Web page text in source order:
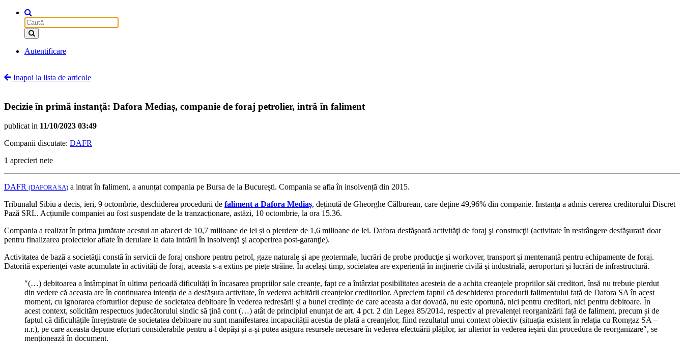
Autentificare
Inapoi la lista de articole
Decizie în primă instanță: Dafora Mediaș, companie de foraj petrolier, intră în faliment
publicat in 11/10/2023 03:49
Companii discutate: DAFR
1 aprecieri nete
DAFR (DAFORA SA) a intrat în faliment, a anunțat compania pe Bursa de la București. Compania se afla în insolvență din 2015.
Tribunalul Sibiu a decis, ieri, 9 octombrie, deschiderea procedurii de faliment a Dafora Mediaș, deținută de Gheorghe Călburean, care deține 49,96% din companie. Instanța a admis cererea creditorului Discret
Pază SRL. Acțiunile companiei au fost suspendate de la tranzacționare, astăzi, 10 octombrie, la ora 15.36.
Compania a realizat în prima jumătate acestui an afaceri de 10,7 milioane de lei și o pierdere de 1,6 milioane de lei. Dafora desfăşoară activităţi de foraj şi construcţii (activitate în restrângere desfăşurată doar
pentru finalizarea proiectelor aflate în derulare la data intrării în insolvenţă şi acoperirea post-garanţie).
Activitatea de bază a societăţii constă în servicii de foraj onshore pentru petrol, gaze naturale şi ape geotermale, lucrări de probe producţie şi workover, transport şi mentenanţă pentru echipamente de foraj.
Datorită experienţei vaste acumulate în activităţi de foraj, aceasta s-a extins pe pieţe străine. În acelaşi timp, societatea are experienţă în inginerie civilă şi industrială, aeroporturi şi lucrări de infrastructură.
″(…) debitoarea a întâmpinat în ultima perioadă dificultăți în încasarea propriilor sale creanțe, fapt ce a întârziat posibilitatea acesteia de a achita creanțele propriilor săi creditori, însă nu trebuie pierdut
din vedere că aceasta are în continuarea intenția de a desfășura activitate, în vederea achitării creanțelor creditorilor. Apreciem faptul că deschiderea procedurii falimentului față de Dafora SA în acest
moment, cu ignorarea eforturilor depuse de societatea debitoare în vederea redresării și a bunei credințe de care aceasta a dat dovadă, nu este oportună, nici pentru creditori, nici pentru debitoare. În
acest context, solicităm respectuos judecătorului sindic să țină cont (…) atât de principiul enunțat de art. 4 pct. 2 din Legea 85/2014, respectiv al prevalenței reorganizării față de faliment, precum și de
faptul că dificultățile înregistrate de societatea debitoare nu sunt manifestarea incapacității acestia de plată a creanțelor, fiind rezultatul unui context obiectiv (situația existent în relația cu Romgaz SA –
n.r.), pe care aceasta depune eforturi considerabile pentru a-l depăși și a-și putea asigura resursele necesare în vederea efectuării plăților, iar ulterior în vederea ieșirii din procedura de reorganizare″, se
menționează în document.